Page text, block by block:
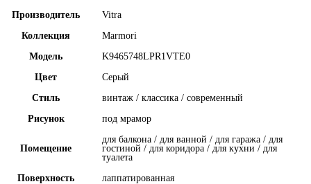
Производитель
Vitra
Коллекция
Marmori
Модель
K9465748LPR1VTE0
Цвет
Серый
Стиль
винтаж / классика / современный
Рисунок
под мрамор
Помещение
для балкона / для ванной / для гаража / для
гостиной / для коридора / для кухни / для
туалета
Поверхность
лаппатированная